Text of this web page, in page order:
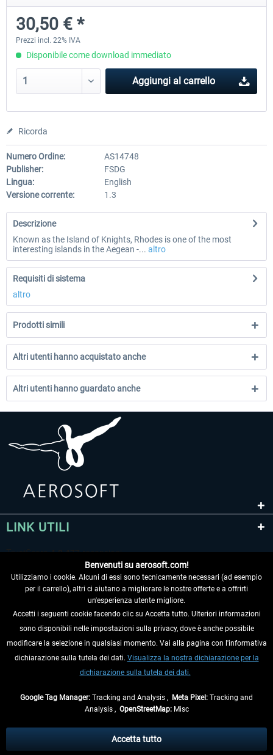
30,71 € *
30,50 € *
Prezzi incl. 22% IVA
Disponibile come download immediato
Aggiungi al carrello
Ricorda
Numero Ordine:
AS14748
Publisher:
FSDG
Lingua:
English
Versione corrente:
1.3
Descrizione
Known as the Island of Knights, Rhodes is one of the most
interesting islands in the Aegean -... altro
Requisiti di sistema
altro
Prodotti simili
Altri utenti hanno acquistato anche
Altri utenti hanno guardato anche
LINK UTILI
RECEDERE DAL CONTRATTO
INFORMAZIONI
eventualmente le spese di spedizione, se non diversamente descritto.
** Riguarda le spedizioni al di fuori della Germania, i tempi di consegna per le
Benvenuti su aerosoft.com!
Utilizziamo i cookie. Alcuni di essi sono tecnicamente necessari (ad esempio
per il carrello), altri ci aiutano a migliorare le nostre offerte e a offrirti
un'esperienza utente migliore.
Accetti i seguenti cookie facendo clic su Accetta tutto. Ulteriori informazioni
sono disponibili nelle impostazioni sulla privacy, dove è anche possibile
modificare la selezione in qualsiasi momento. Vai alla pagina con l'informativa
dichiarazione sulla tutela dei dati. Visualizza la nostra dichiarazione per la
dichiarazione sulla tutela dei dati.
Google Tag Manager: Tracking and Analysis , Meta Pixel: Tracking and
Analysis , OpenStreetMap:Misc
Accetta tutto